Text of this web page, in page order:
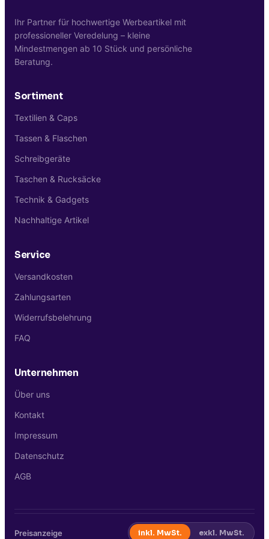
Ihr Partner für hochwertige Werbeartikel mit
professioneller Veredelung – kleine
Mindestmengen ab 10 Stück und persönliche
Beratung.
Sortiment
Textilien & Caps
Tassen & Flaschen
Schreibgeräte
Taschen & Rucksäcke
Technik & Gadgets
Nachhaltige Artikel
Service
Versandkosten
Zahlungsarten
Widerrufsbelehrung
FAQ
Unternehmen
Über uns
Kontakt
Impressum
Datenschutz
AGB
Preisanzeige inkl. MwSt. exkl. MwSt.